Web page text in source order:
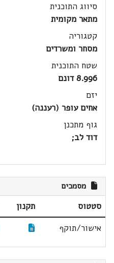
סיווג התוכנית
מתאר מקומית
קטגוריה
מסחר ומשרדים
שטח התוכנית
8.996 דונם
יזם
אחים עופר (רעננה)
גוף מתכנן
דוד לב;
מסמכים
סטטוס תקנון
אישור/תוקף